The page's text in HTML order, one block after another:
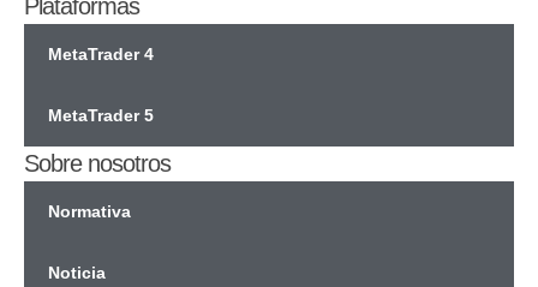
Plataformas
MetaTrader 4
MetaTrader 5
Sobre nosotros
Normativa
Noticia